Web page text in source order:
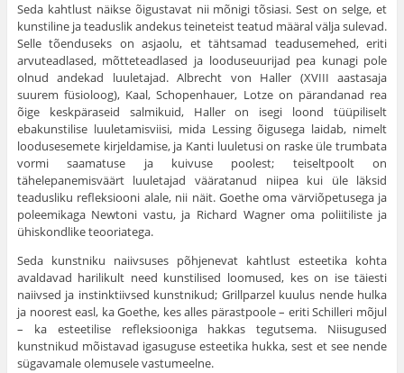
Seda kahtlust näikse õigustavat nii mõnigi tõsiasi. Sest on selge, et
kunstiline ja teaduslik andekus teineteist teatud määral välja sulevad.
Selle tõenduseks on asjaolu, et täht­samad teadusemehed, eriti
arvuteadlased, mõtteteadlased ja looduseuurijad pea kunagi pole
olnud andekad luuletajad. Albrecht von Haller (XVIII aastasaja
suurem füsioloog), Kaal, Schopenhauer, Lotze on pärandanad rea
õige keskpäraseid salmikuid, Haller on isegi loond tüüpiliselt
ebakunstilise luuletamisviisi, mida Lessing õigusega laidab, nimelt
loodus­esemete kirjeldamise, ja Kanti luuletusi on raske üle trum­bata
vormi saamatuse ja kuivuse poolest; teiseltpoolt on
tähelepanemisväärt luuletajad vääratanud niipea kui üle läk­sid
teadusliku refleksiooni alale, nii näit. Goethe oma värvi­õpetusega ja
poleemikaga Newtoni vastu, ja Richard Wagner oma poliitiliste ja
ühiskondlike teooriatega.
Seda kunstniku naiivsuses põhjenevat kahtlust esteetika kohta
avaldavad harilikult need kunstilised loomused, kes on ise täiesti
naiivsed ja instinktiivsed kunstnikud; Grillparzel kuulus nende hulka
ja noorest easl, ka Goethe, kes alles pärastpoole – eriti Schilleri mõjul
– ka esteetilise refleksiooniga hakkas tegutsema. Niisugused
kunstnikud mõistavad igasuguse esteetika hukka, sest et see nende
süga­vamale olemusele vastumeelne.